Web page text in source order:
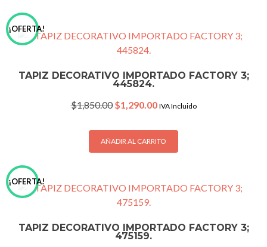
¡OFERTA!
TAPIZ DECORATIVO IMPORTADO FACTORY 3;
445824.
$1,850.00 Original
was:
$1,850.00.
$1,290.00Current
is:
$1,290.00.
IVA Incluido
AÑADIR AL CARRITO
¡OFERTA!
TAPIZ DECORATIVO IMPORTADO FACTORY 3;
475159.